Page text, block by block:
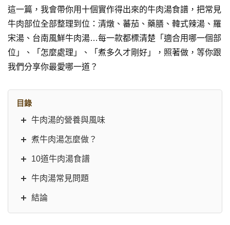
這一篇，我會帶你用十個實作得出來的牛肉湯食譜，把常見
牛肉部位全部整理到位：清燉、蕃茄、藥膳、韓式辣湯、羅
宋湯、台南風鮮牛肉湯…每一款都標清楚「適合用哪一個部
位」、「怎麼處理」、「煮多久才剛好」，照著做，等你跟
我們分享你最愛哪一道？
目錄
牛肉湯的營養與風味
煮牛肉湯怎麼做？
10道牛肉湯食譜
牛肉湯常見問題
結論